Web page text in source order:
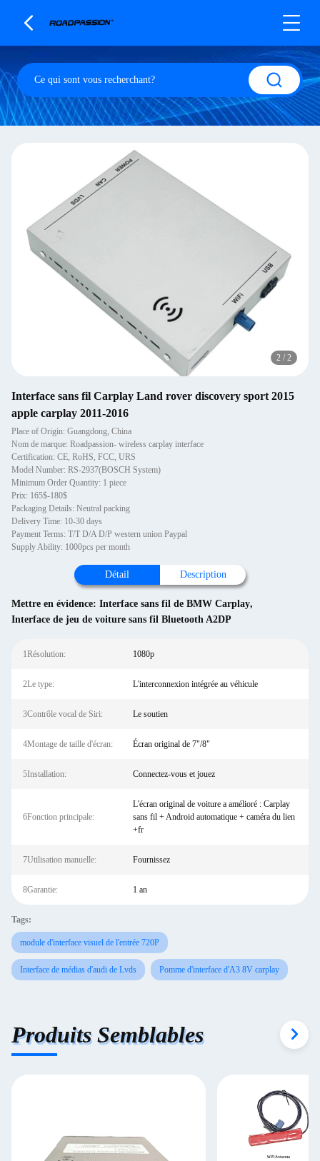
2 / 2
Interface sans fil Carplay Land rover discovery sport 2015
apple carplay 2011-2016
Place of Origin: Guangdong, China
Nom de marque: Roadpassion- wireless carplay interface
Certification: CE, RoHS, FCC, URS
Model Number: RS-2937(BOSCH System)
Minimum Order Quantity: 1 piece
Prix: 165$-180$
Packaging Details: Neutral packing
Delivery Time: 10-30 days
Payment Terms: T/T D/A D/P western union Paypal
Supply Ability: 1000pcs per month
Détail Description
Mettre en évidence: Interface sans fil de BMW Carplay,
Interface de jeu de voiture sans fil Bluetooth A2DP
1Résolution: 1080p
2Le type: L'interconnexion intégrée au véhicule
3Contrôle vocal de Siri: Le soutien
4Montage de taille d'écran: Écran original de 7"/8"
5Installation: Connectez-vous et jouez
6Fonction principale:
L'écran original de voiture a amélioré : Carplay
sans fil + Android automatique + caméra du lien
+fr
7Utilisation manuelle: Fournissez
8Garantie: 1 an
Tags:
module d'interface visuel de l'entrée 720P
Interface de médias d'audi de Lvds Pomme d'interface d'A3 8V carplay
Produits Semblables